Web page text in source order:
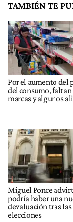
TAMBIÉN TE
Por el aumento del
del consumo,
marcas y algunos
Miguel Ponce
podría haber una
devaluación tras las
elecciones